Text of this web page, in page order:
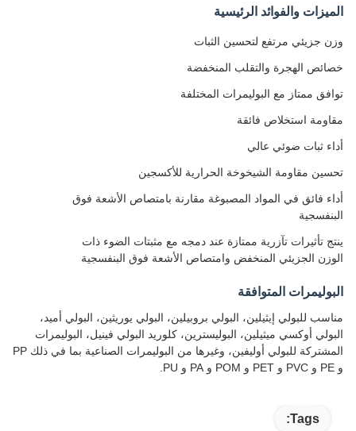
الميزات والفوائد الرئيسية
وزن جزيئي مرتفع لتحسين الثبات
خصائص الهجرة والتقلب المنخفضة
توافق ممتاز مع البوليمرات المختلفة
مقاومة استخلاص فائقة
أداء ثبات ضوئي عالي
تحسين مقاومة الشيخوخة الحرارية للأكسجين
أداء فائق في المواد المصبوغة مقارنة بامتصاص الأشعة فوق
البنفسجية
ينتج تأثيرات تآزرية ممتازة عند دمجه مع مثبتات الضوء ذات
الوزن الجزيئي المنخفض وامتصاص الأشعة فوق البنفسجية
البوليمرات المتوافقة
مناسب للبولي إيثيلين، البولي بروبيلين، البولي يوريثين، البولي أميد،
البولي أوكسي ميثيلين، البوليسترين، كلوريد البولي فينيل، البوليمرات
المشتركة للبولي أوليفين، وغيرها من البوليمرات الصناعية بما في ذلك PP
و PE و PVC و PET و POM و PA و PU.
Tags: